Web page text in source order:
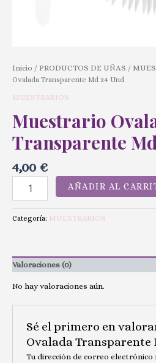
Inicio / PRODUCTOS DE UÑAS /
Ovalada Transparente Md 24 Und
MUESTRARIOS
Muestrario
Transparente
4,00 €
AÑADIR AL
Categoría: MUESTRARIOS
Valoraciones (0)
No hay valoraciones aún.
Sé el primero en
Ovalada Transparente
Tu dirección de correo electrónico